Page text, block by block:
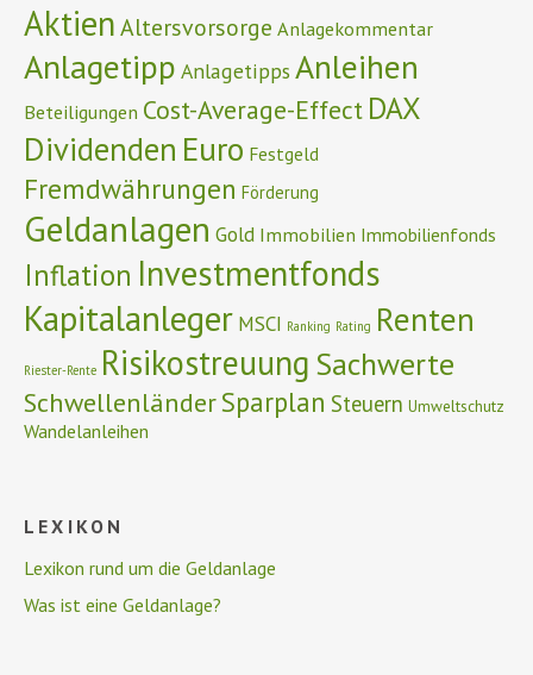
Aktien Altersvorsorge Anlagekommentar
Anlagetipp Anlagetipps Anleihen
Beteiligungen Cost-Average-Effect DAX
Dividenden Euro Festgeld
Fremdwährungen Förderung
Geldanlagen Gold Immobilien Immobilienfonds
Inflation Investmentfonds
Kapitalanleger MSCI Ranking Rating Renten
Riester-Rente Risikostreuung Sachwerte
SchwellenländerSparplan Steuern Umweltschutz
Wandelanleihen
LEXIKON
Lexikon rund um die Geldanlage
Was ist eine Geldanlage?